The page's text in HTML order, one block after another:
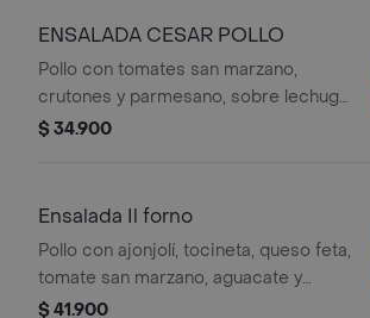
ENSALADA CESAR POLLO
Pollo con tomates san marzano,
crutones y parmesano, sobre lechuga
cogollo europeo en salsa césar.
$ 34.900
Ensalada Il forno
Pollo con ajonjolí, tocineta, queso feta,
tomate san marzano, aguacate y
champiñones con balsámico,sobre
$ 41.900